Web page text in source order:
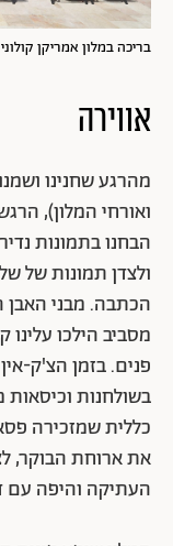
בריכה במלון אמריקן
אווירה
מהרגע שחנינו
ואורחי המלון),
ולצדן תמונות של
הכתבה. מבני
מסביב הילכו
פנים. בזמן הצ'ק-
בשולחנות
כללית שמזכירה
את ארוחת הבוקר,
העתיקה והיפה עם